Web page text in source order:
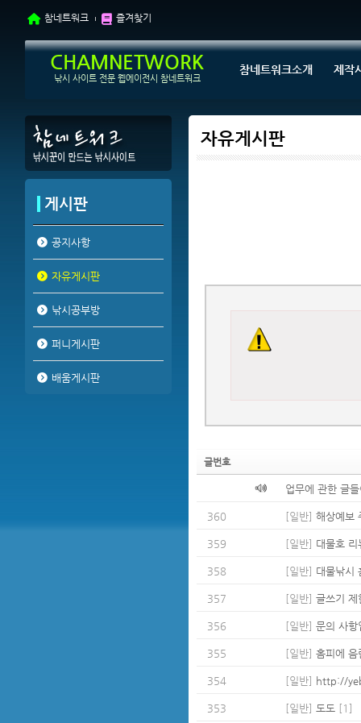
참네트워크 즐겨찾기
CHAMNETWORK
낚시 사이트 전문 웹에이전시 참네트워크
참네트워크소개 제작
자유게시판
게시판
공지사항
자유게시판
낚시공부방
퍼니게시판
배움게시판
글번호
업무에 관한 글
360 [일반] 해상예보
359 [일반] 대물호
358 [일반] 대물낚시
357 [일반] 글쓰기 제
356 [일반] 문의 사항
355 [일반] 홈피에 음
354 [일반] http://
353 [일반] 도도 [1]